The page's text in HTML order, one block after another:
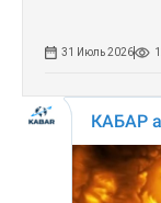
31 Июль 2026